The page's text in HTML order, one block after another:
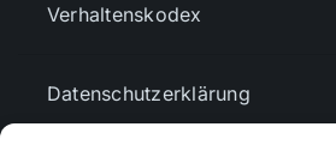
Verhaltenskodex
Datenschutzerklärung